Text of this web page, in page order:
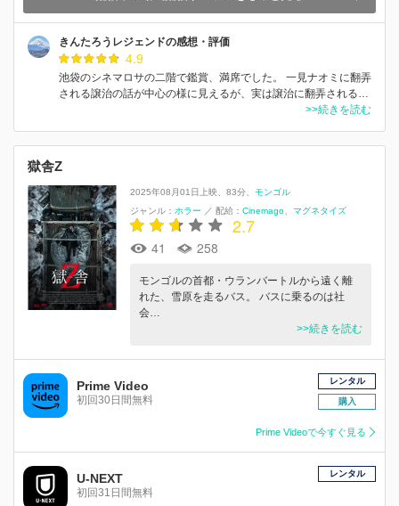
きんたろうレジェンドの感想・評価
4.9
池袋のシネマロサの二階で鑑賞、満席でした。 一見ナオミに翻弄
される譲治の話が中心の様に見えるが、実は譲治に翻弄される…
>>続きを読む
獄舎Z
2025年08月01日上映 83分
モンゴル
ジャンル： ホラー ／ 配給： Cinemago マグネタイズ
2.7
41 258
モンゴルの首都・ウランバートルから遠く離
れた、雪原を走るバス。 バスに乗るのは社
会…
>>続きを読む
Prime Video
初回30日間無料
レンタル
購入
Prime Videoで今すぐ見る
U-NEXT
初回31日間無料
レンタル